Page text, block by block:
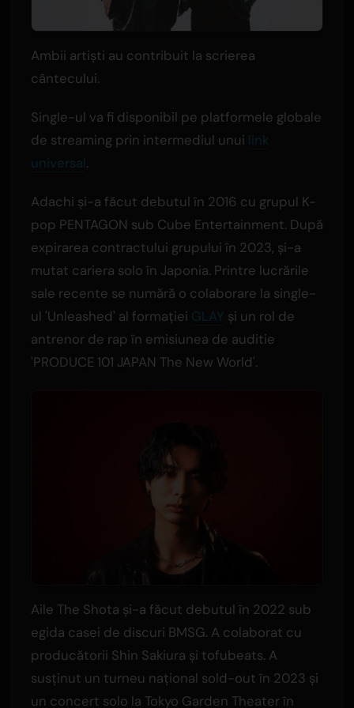
Ambii artiști au contribuit la scrierea
cântecului.
Single-ul va fi disponibil pe platformele globale
de streaming prin intermediul unui link
universal.
Adachi și-a făcut debutul în 2016 cu grupul K-
pop PENTAGON sub Cube Entertainment. După
expirarea contractului grupului în 2023, și-a
mutat cariera solo în Japonia. Printre lucrările
sale recente se numără o colaborare la single-
ul 'Unleashed' al formației GLAY și un rol de
antrenor de rap în emisiunea de auditie
'PRODUCE 101 JAPAN The New World'.
Aile The Shota și-a făcut debutul în 2022 sub
egida casei de discuri BMSG. A colaborat cu
producătorii Shin Sakiura și tofubeats. A
susținut un turneu național sold-out în 2023 și
un concert solo la Tokyo Garden Theater în